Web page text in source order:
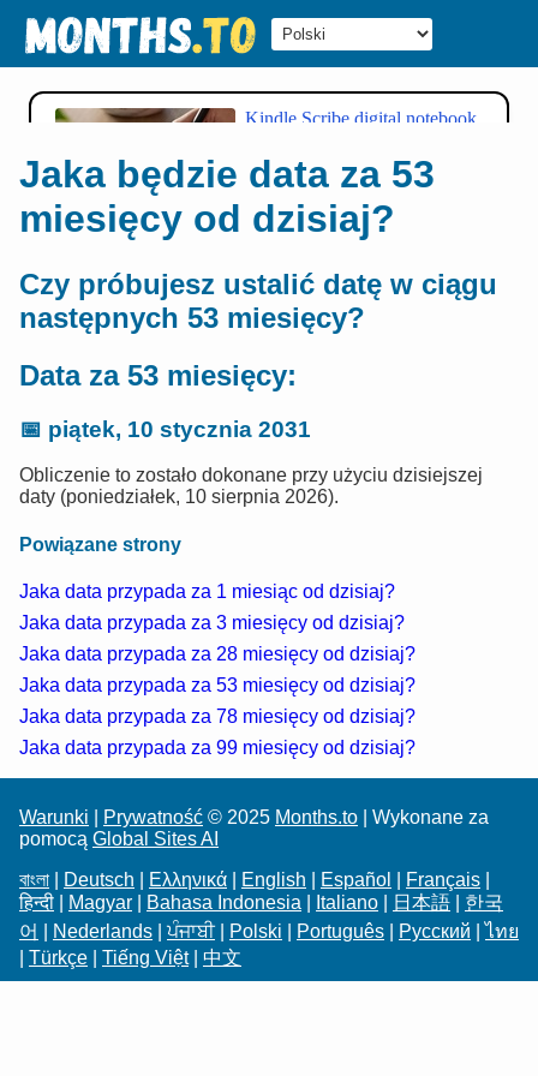
Jaka będzie data za 53
miesięcy od dzisiaj?
Czy próbujesz ustalić datę w ciągu
następnych 53 miesięcy?
Data za 53 miesięcy:
📅 piątek, 10 stycznia 2031
Obliczenie to zostało dokonane przy użyciu dzisiejszej
daty (poniedziałek, 10 sierpnia 2026).
Powiązane strony
Jaka data przypada za 1 miesiąc od dzisiaj?
Jaka data przypada za 3 miesięcy od dzisiaj?
Jaka data przypada za 28 miesięcy od dzisiaj?
Jaka data przypada za 53 miesięcy od dzisiaj?
Jaka data przypada za 78 miesięcy od dzisiaj?
Jaka data przypada za 99 miesięcy od dzisiaj?
Warunki Prywatność © 2025 Months.to | Wykonane za
pomocą Global Sites AI
বাংলা
Deutsch Ελληνικά English Español Français
हिन्दी
Magyar Bahasa Indonesia Italiano 日本語
한국
어
Nederlands |ਪੰਜਾਬੀ| Polski Português Русский |ไทย
Türkçe Tiếng Việt| 中文